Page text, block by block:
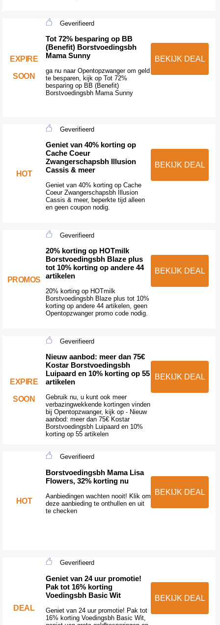
EXPIRE
SOON
Geverifieerd
Tot 72% besparing op BB
(Benefit) Borstvoedingsbh
Mama Sunny
ga nu naar Opentopzwanger om geld
te besparen, kijk op Tot 72%
besparing op BB (Benefit)
Borstvoedingsbh Mama Sunny
BEKIJK DEAL
HOT
Geverifieerd
Geniet van 40% korting op
Cache Coeur
Zwangerschapsbh Illusion
Cassis & meer
Geniet van 40% korting op Cache
Coeur Zwangerschapsbh Illusion
Cassis & meer, beperkte tijd alleen
en geen coupon nodig.
BEKIJK DEAL
PROMOS
Geverifieerd
20% korting op HOTmilk
Borstvoedingsbh Blaze plus
tot 10% korting op andere 44
artikelen
20% korting op HOTmilk
Borstvoedingsbh Blaze plus tot 10%
korting op andere 44 artikelen, geen
Opentopzwanger promo code nodig.
BEKIJK DEAL
EXPIRE
SOON
Geverifieerd
Nieuw aanbod: meer dan 75€
Kostar Borstvoedingsbh
Luipaard en 10% korting op 55
artikelen
Gebruik nu, u kunt ook meer
verbazingwekkende kortingen vinden
bij Opentopzwanger, kijk op - Nieuw
aanbod: meer dan 75€ Kostar
Borstvoedingsbh Luipaard en 10%
korting op 55 artikelen
BEKIJK DEAL
HOT
Geverifieerd
Borstvoedingsbh Mama Lisa
Flowers, 32% korting nu
Aanbiedingen wachten nooit! Klik om
deze aanbieding te onthullen en uit
te checken
BEKIJK DEAL
DEAL
Geverifieerd
Geniet van 24 uur promotie!
Pak tot 16% korting
Voedingsbh Basic Wit
Geniet van 24 uur promotie! Pak tot
16% korting Voedingsbh Basic Wit,
BEKIJK DEAL